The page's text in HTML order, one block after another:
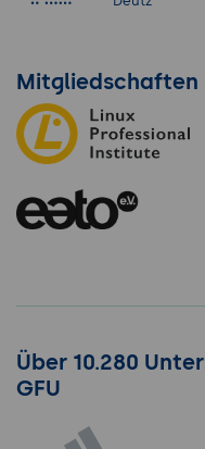
Mitgliedschaften
Über 10.280
GFU